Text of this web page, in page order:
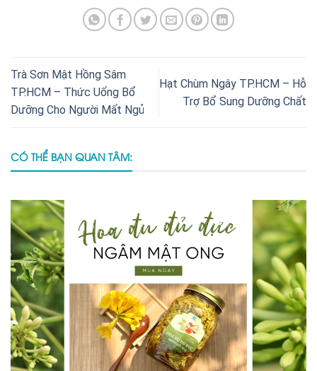
Trà Sơn Mật Hồng Sâm
TP.HCM – Thức Uống Bổ
Dưỡng Cho Người Mất Ngủ
Hạt Chùm Ngây TP.HCM – Hỗ
Trợ Bổ Sung Dưỡng Chất
CÓ THỂ BẠN QUAN TÂM: